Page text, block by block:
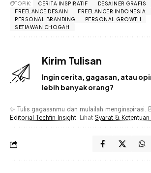
TOPIK: CERITA INSPIRATIF
DESAINER GRAFIS
FREELANCE DESAIN
FREELANCER INDONESIA
PERSONAL BRANDING
PERSONAL GROWTH
SETIAWAN CHOGAH
Kirim Tulisan
Ingin cerita, gagasan, atau
lebih banyak orang?
✨ Tulis gagasanmu dan mulailah menginspirasi.
Editorial Techfin Insight. Lihat Syarat & Ketentuan